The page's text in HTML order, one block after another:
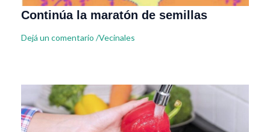
Continúa la maratón de semillas
Dejá un comentario /Vecinales